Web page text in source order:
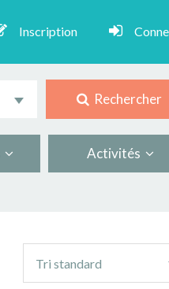
Inscription
Rechercher
Activités
tri
Tri standard